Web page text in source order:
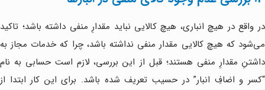
در واقع در هیچ انباری، هیچ کالایی نباید مقدارِ منفی داشته باشد؛ تاکید
می‌شود که هیچ کالایی مقدار منفی نداشته باشد، چرا که خدمات مجاز به
داشتنِ مقدارِ منفی هستند؛ قبل از این بررسی، لازم است حسابی به نام
“کسر و اضافِ انبار” در حسیب تعریف شده باشد. برای این کار ابتدا از